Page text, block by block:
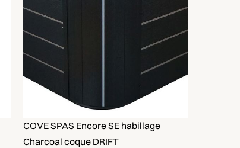
COVE SPAS Encore SE habillage
Charcoal coque DRIFT